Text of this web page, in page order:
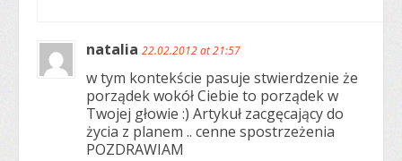
natalia 22.02.2012 at 21:57
w tym kontekście pasuje stwierdzenie że
porządek wokół Ciebie to porządek w
Twojej głowie :) Artykuł zacgęcający do
życia z planem .. cenne spostrzeżenia
POZDRAWIAM